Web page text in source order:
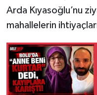
Arda Kıyasoğlu’nu
mahallelerin